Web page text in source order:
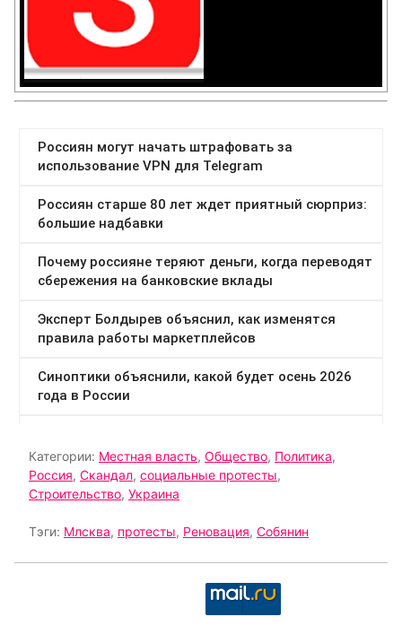
Категории: Местная власть, Общество, Политика,
Россия, Скандал, социальные протесты,
Строительство, Украина
Тэги: Млсква, протесты, Реновация, Собянин